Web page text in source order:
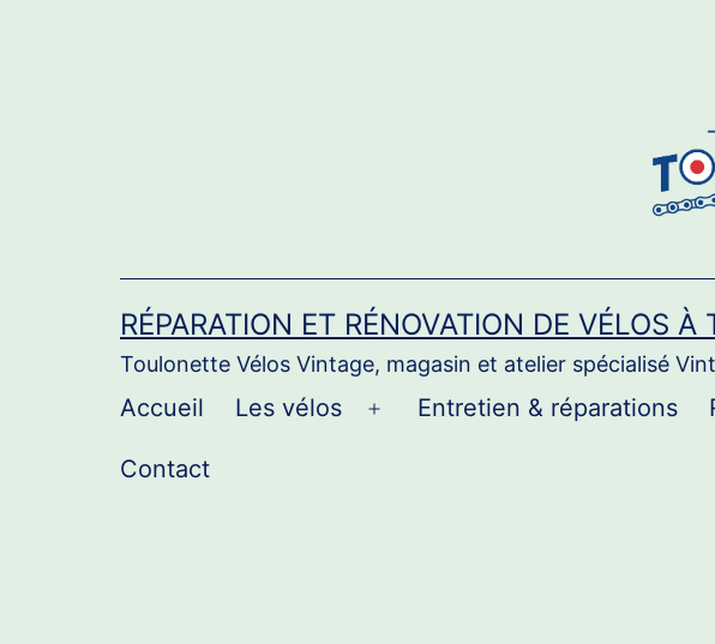
RÉPARATION ET RÉNOVATION DE VÉLOS À
Toulonette Vélos Vintage, magasin et atelier spécialisé
Accueil Les vélos
Ouvrir
Entretien & réparations
Contact